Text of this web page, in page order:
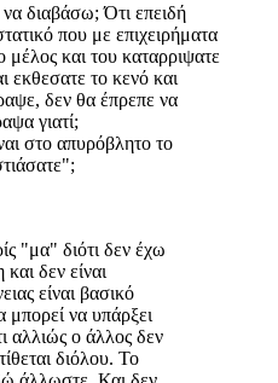
διαβάσω; Ότι επειδή
που με επιχειρήματα
μέλος και του καταρριψατε
εκθεσατε το κενό και
δεν θα έπρεπε να
γιατί;
στο απυρόβλητο το
"μα" διότι δεν έχω
δεν είναι
είναι βασικό
μπορεί να υπάρξει
αλλιώς ο άλλος δεν
διόλου. Το